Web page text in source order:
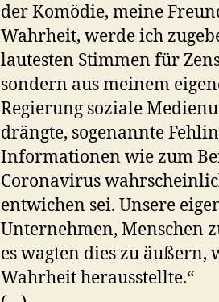
der Komödie, meine
Wahrheit, werde ich
lautesten Stimmen für
sondern aus meinem
Regierung soziale
drängte, sogenannte
Informationen wie zum
Coronavirus
entwichen sei. Unsere
Unternehmen, Menschen
es wagten dies zu äußern,
Wahrheit herausstellte.“